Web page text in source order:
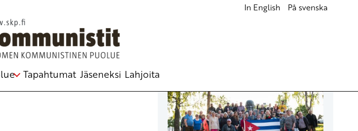
In English På svenska
Tapahtumat Jäseneksi Lahjoita